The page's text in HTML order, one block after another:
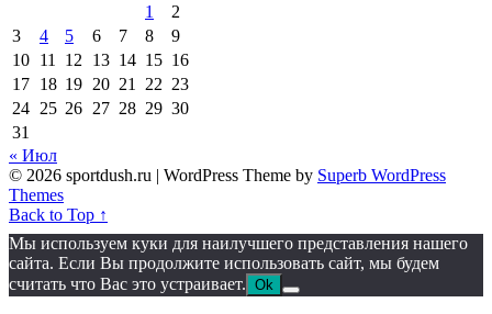
1
2
3
4 5 6 7 8
9
10 11 12 13 14 15 16
17 18 19 20 21 22 23
24 25 26 27 28 29 30
31
« Июл
© 2026 sportdush.ru | WordPress Theme by Superb WordPress
Themes
Back to Top ↑
Мы используем куки для наилучшего представления нашего
сайта. Если Вы продолжите использовать сайт, мы будем
считать что Вас это устраивает. Ok